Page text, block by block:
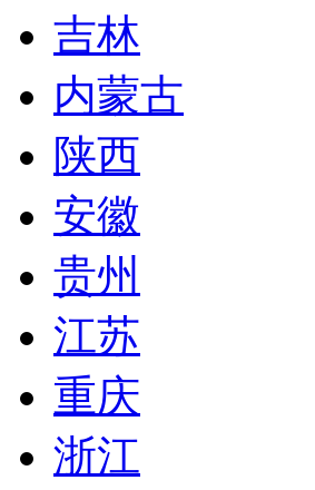
吉林
内蒙古
陕西
安徽
贵州
江苏
重庆
浙江